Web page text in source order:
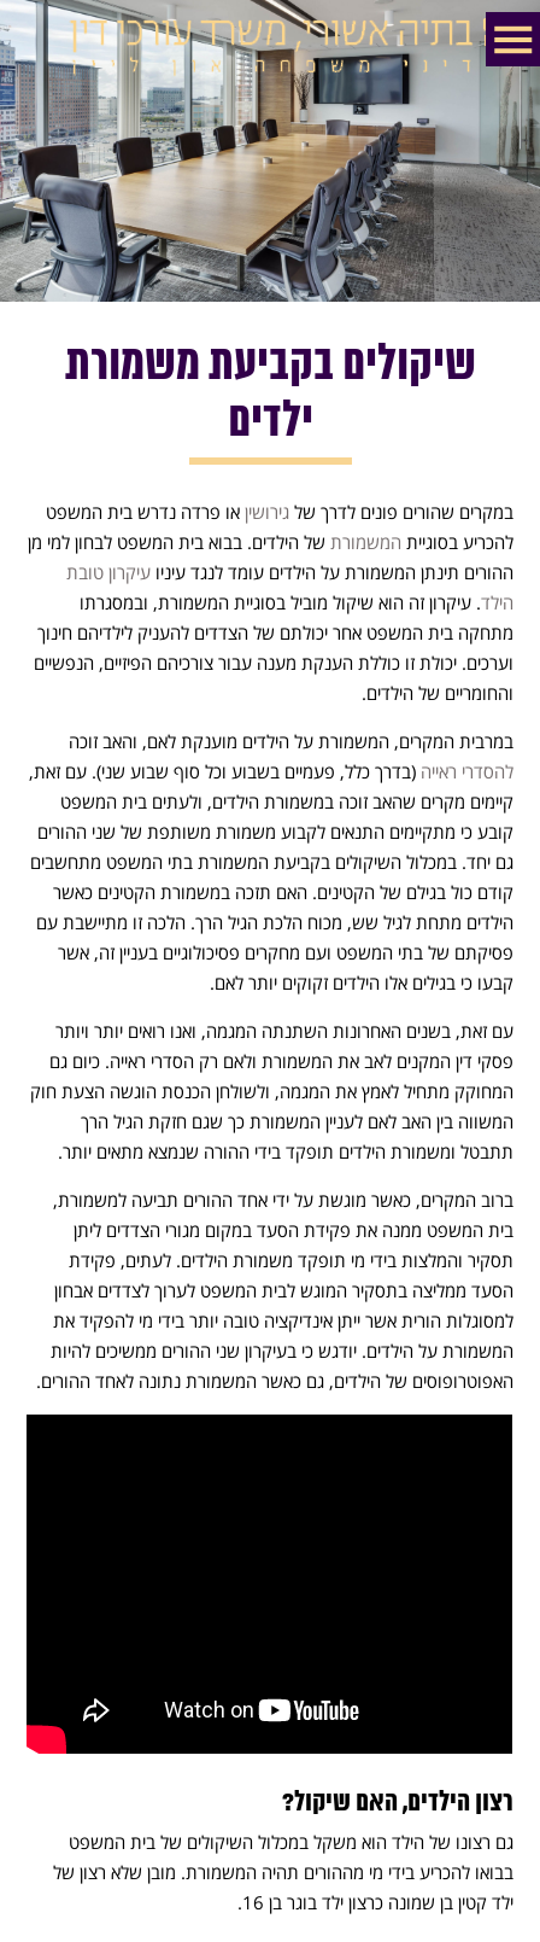
שיקולים בקביעת משמורת
ילדים
במקרים שהורים פונים לדרך של גירושין או פרדה נדרש בית המשפט
להכריע בסוגיית המשמורת של הילדים. בבוא בית המשפט לבחון למי מן
ההורים תינתן המשמורת על הילדים עומד לנגד עיניועיקרון טובת
הילד. עיקרון זה הוא שיקול מוביל בסוגיית המשמורת, ובמסגרתו
מתחקה בית המשפט אחר יכולתם של הצדדים להעניק לילדיהם חינוך
וערכים. יכולת זו כוללת הענקת מענה עבור צורכיהם הפיזיים, הנפשיים
והחומריים של הילדים.
במרבית המקרים, המשמורת על הילדים מוענקת לאם, והאב זוכה
להסדרי ראייה (בדרך כלל, פעמיים בשבוע וכל סוף שבוע שני). עם זאת,
קיימים מקרים שהאב זוכה במשמורת הילדים, ולעתים בית המשפט
קובע כי מתקיימים התנאים לקבוע משמורת משותפת של שני ההורים
גם יחד. במכלול השיקולים בקביעת המשמורת בתי המשפט מתחשבים
קודם כול בגילם של הקטינים. האם תזכה במשמורת הקטינים כאשר
הילדים מתחת לגיל שש, מכוח הלכת הגיל הרך. הלכה זו מתיישבת עם
פסיקתם של בתי המשפט ועם מחקרים פסיכולוגיים בעניין זה, אשר
קבעו כי בגילים אלו הילדים זקוקים יותר לאם.
עם זאת, בשנים האחרונות השתנתה המגמה, ואנו רואים יותר ויותר
פסקי דין המקנים לאב את המשמורת ולאם רק הסדרי ראייה. כיום גם
המחוקק מתחיל לאמץ את המגמה, ולשולחן הכנסת הוגשה הצעת חוק
המשווה בין האב לאם לעניין המשמורת כך שגם חזקת הגיל הרך
תתבטל ומשמורת הילדים תופקד בידי ההורה שנמצא מתאים יותר.
ברוב המקרים, כאשר מוגשת על ידי אחד ההורים תביעה למשמורת,
בית המשפט ממנה את פקידת הסעד במקום מגורי הצדדים ליתן
תסקיר והמלצות בידי מי תופקד משמורת הילדים. לעתים, פקידת
הסעד ממליצה בתסקיר המוגש לבית המשפט לערוך לצדדים אבחון
למסוגלות הורית אשר ייתן אינדיקציה טובה יותר בידי מי להפקיד את
המשמורת על הילדים. יודגש כי בעיקרון שני ההורים ממשיכים להיות
האפוטרופוסים של הילדים, גם כאשר המשמורת נתונה לאחד ההורים.
רצון הילדים, האם שיקול?
גם רצונו של הילד הוא משקל במכלול השיקולים של בית המשפט
בבואו להכריע בידי מי מההורים תהיה המשמורת. מובן שלא רצון של
ילד קטין בן שמונה כרצון ילד בוגר בן 16.